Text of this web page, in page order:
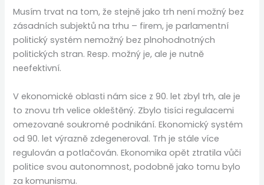
Musím trvat na tom, že stejně jako trh není možný bez
zásadních subjektů na trhu – firem, je parlamentní
politický systém nemožný bez plnohodnotných
politických stran. Resp. možný je, ale je nutně
neefektivní.
V ekonomické oblasti nám sice z 90. let zbyl trh, ale je
to znovu trh velice okleštěný. Zbylo tisíci regulacemi
omezované soukromé podnikání. Ekonomický systém
od 90. let výrazně zdegeneroval. Trh je stále více
regulován a potlačován. Ekonomika opět ztratila vůči
politice svou autonomnost, podobně jako tomu bylo
za komunismu.